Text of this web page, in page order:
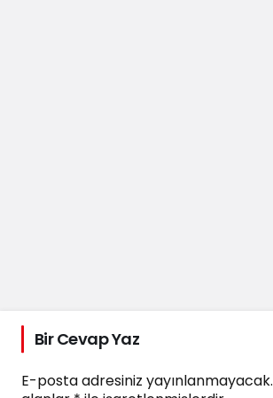
Bir Cevap Yaz
E-posta adresiniz yayınlanmayacak.